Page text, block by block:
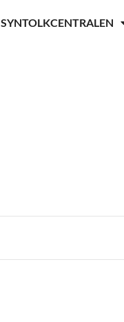
SYNTOLKCENTRALEN